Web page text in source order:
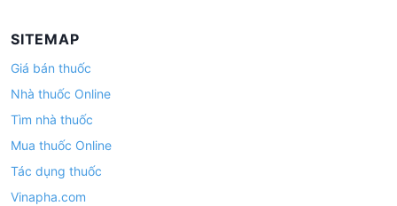
SITEMAP
Giá bán thuốc
Nhà thuốc Online
Tìm nhà thuốc
Mua thuốc Online
Tác dụng thuốc
Vinapha.com